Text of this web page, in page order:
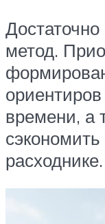
метод.
времени, а
расходнике.